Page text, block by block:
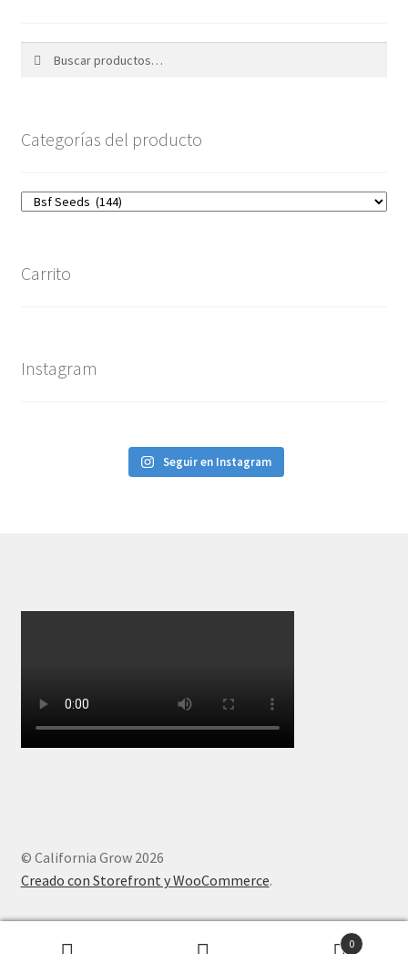
Categorías del producto
Carrito
Instagram
Seguir en Instagram
© California Grow 2026
Creado con Storefront y WooCommerce.
0